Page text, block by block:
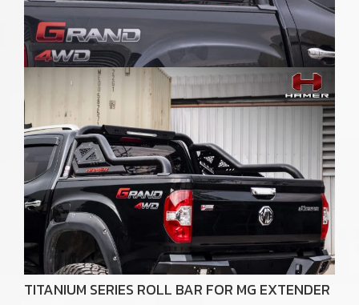
TITANIUM SERIES ROLL BAR FOR MG EXTENDER